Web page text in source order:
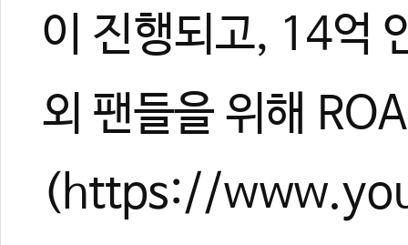
이 진행되고, 14억
외 팬들을 위해
(https://